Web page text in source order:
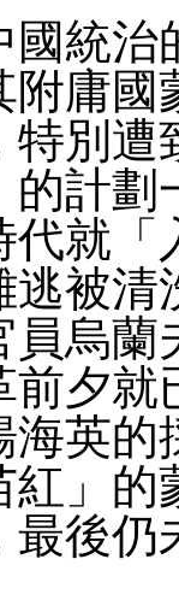
統治
庸國
特別遭
的計劃
代就「
被清
烏蘭
前夕就
海英的
紅」的
最後仍